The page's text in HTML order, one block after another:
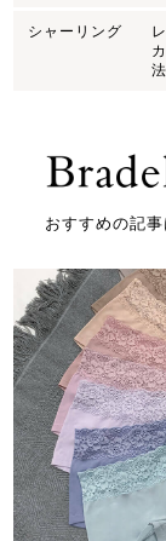
シャーリング
法
おすすめの記事